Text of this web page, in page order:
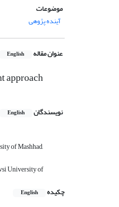
موضوعات
آینده پژوهی
عنوان مقاله English
approach
نویسندگان English
of Mashhad,
University of
چکیده
English